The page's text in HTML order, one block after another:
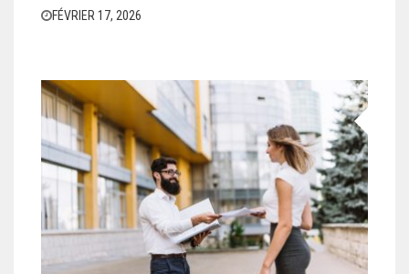
FÉVRIER 17, 2026